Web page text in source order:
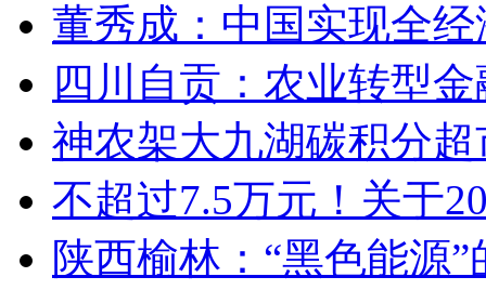
董秀成：中国实现全
四川自贡：农业转型
神农架大九湖碳积分
不超过7.5万元！关于
陕西榆林：“黑色能源